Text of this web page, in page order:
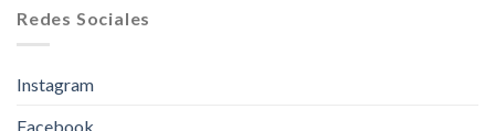
Redes Sociales
Instagram
Facebook